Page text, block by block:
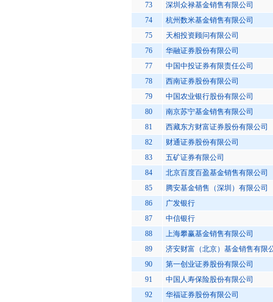
73
深圳众禄基金销售有限公司
74
杭州数米基金销售有限公司
75
天相投资顾问有限公司
76
华融证券股份有限公司
77
中国中投证券有限责任公司
78
西南证券股份有限公司
79
中国农业银行股份有限公司
80
南京苏宁基金销售有限公司
81
西藏东方财富证券股份有限公司
82
财通证券股份有限公司
83
五矿证券有限公司
84
北京百度百盈基金销售有限公司
85
腾安基金销售（深圳）有限公司
86
广发银行
87
中信银行
88
上海攀赢基金销售有限公司
89
济安财富（北京）基金销售有限
90
第一创业证券股份有限公司
91
中国人寿保险股份有限公司
92
华福证券股份有限公司